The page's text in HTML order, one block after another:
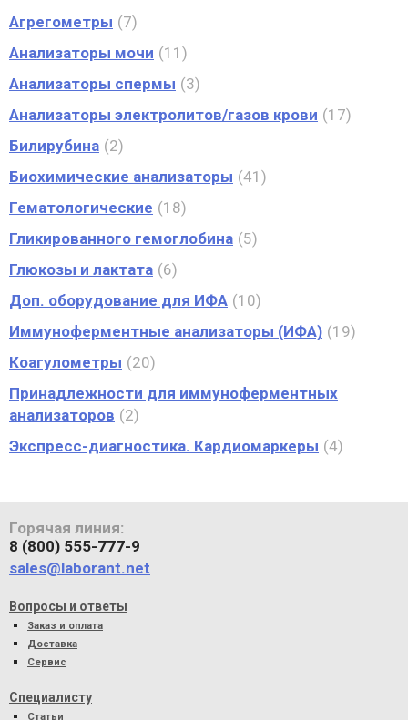
Агрегометры
7
Анализаторы мочи
11
Анализаторы спермы
3
Анализаторы электролитов/газов крови
17
Билирубина 2
Биохимические анализаторы 41
Гематологические
18
Гликированного гемоглобина 5
Глюкозы и лактата 6
Доп. оборудование для ИФА 10
Иммуноферментные анализаторы (ИФА) 19
Коагулометры
20
Принадлежности для иммуноферментных
анализаторов
2
Экспресс-диагностика. Кардиомаркеры 4
Горячая линия:
8 (800) 555-777-9
sales@laborant.net
Вопросы и ответы
Заказ и оплата
Доставка
Сервис
Специалисту
Статьи